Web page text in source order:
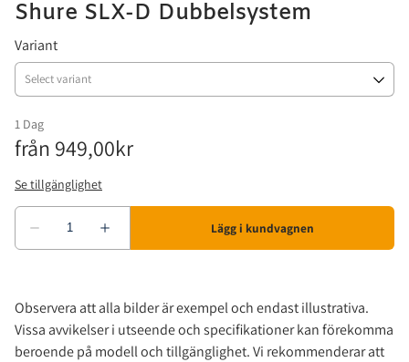
Tillbehör
Stativ
Laser
Ljuseffekter
Moving Heads
Parkannor & Spots
Stroboskop
Övrigt
Shure SLX-D Dubbelsystem
Variant
Observera att alla bilder är exempel och endast illustrativa.
Vissa avvikelser i utseende och specifikationer kan förekomma
beroende på modell och tillgänglighet. Vi rekommenderar att